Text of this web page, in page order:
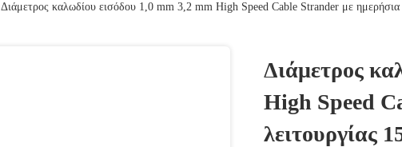
Διάμετρος καλωδίου εισόδου 1,0 mm 3,2 mm High Speed Cable Strander με ημερήσια
Διάμετρος
High Speed
λειτουργίας